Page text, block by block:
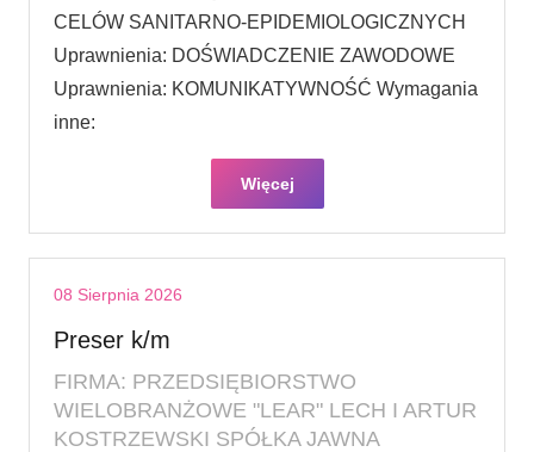
CELÓW SANITARNO-EPIDEMIOLOGICZNYCH
Uprawnienia: DOŚWIADCZENIE ZAWODOWE
Uprawnienia: KOMUNIKATYWNOŚĆ Wymagania
inne:
Więcej
08 Sierpnia 2026
Preser k/m
FIRMA: PRZEDSIĘBIORSTWO
WIELOBRANŻOWE "LEAR" LECH I ARTUR
KOSTRZEWSKI SPÓŁKA JAWNA